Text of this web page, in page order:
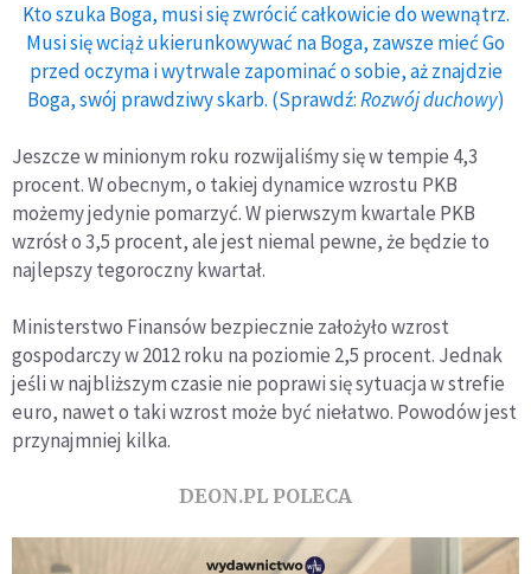
Kto szuka Boga, musi się zwrócić całkowicie do wewnątrz.
Musi się wciąż ukierunkowywać na Boga, zawsze mieć Go
przed oczyma i wytrwale zapominać o sobie, aż znajdzie
Boga, swój prawdziwy skarb. (Sprawdź:Rozwój duchowy)
Jeszcze w minionym roku rozwijaliśmy się w tempie 4,3
procent. W obecnym, o takiej dynamice wzrostu PKB
możemy jedynie pomarzyć. W pierwszym kwartale PKB
wzrósł o 3,5 procent, ale jest niemal pewne, że będzie to
najlepszy tegoroczny kwartał.
Ministerstwo Finansów bezpiecznie założyło wzrost
gospodarczy w 2012 roku na poziomie 2,5 procent. Jednak
jeśli w najbliższym czasie nie poprawi się sytuacja w strefie
euro, nawet o taki wzrost może być niełatwo. Powodów jest
przynajmniej kilka.
DEON.PL POLECA